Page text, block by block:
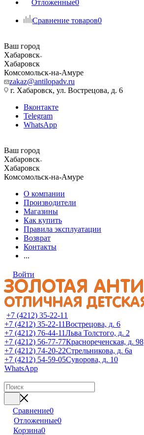
Отложенные0
Сравнение товаров0
Ваш город
Хабаровск
Хабаровск
Комсомольск-на-Амуре
zakaz@antilopadv.ru
г. Хабаровск, ул. Вострецова, д. 6
Вконтакте
Telegram
WhatsApp
Ваш город
Хабаровск
Хабаровск
Комсомольск-на-Амуре
О компании
Производители
Магазины
Как купить
Правила эксплуатации
Возврат
Контакты
...
Войти
+7 (4212) 35-22-11
+7 (4212) 35-22-11Вострецова, д. 6
+7 (4212) 76-44-11Льва Толстого, д. 2
+7 (4212) 56-77-77Краснореченская, д. 98
+7 (4212) 74-20-22Стрельникова, д. 6а
+7 (4212) 54-59-05Суворова, д. 10
WhatsApp
Сравнение0
Отложенные0
Корзина0